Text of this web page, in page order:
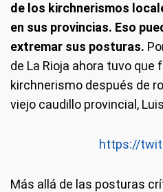
de los kirchnerismos
en sus provincias. Eso
extremar sus posturas.
de La Rioja ahora tuvo que
kirchnerismo después de
viejo caudillo provincial,
https://
Más allá de las posturas